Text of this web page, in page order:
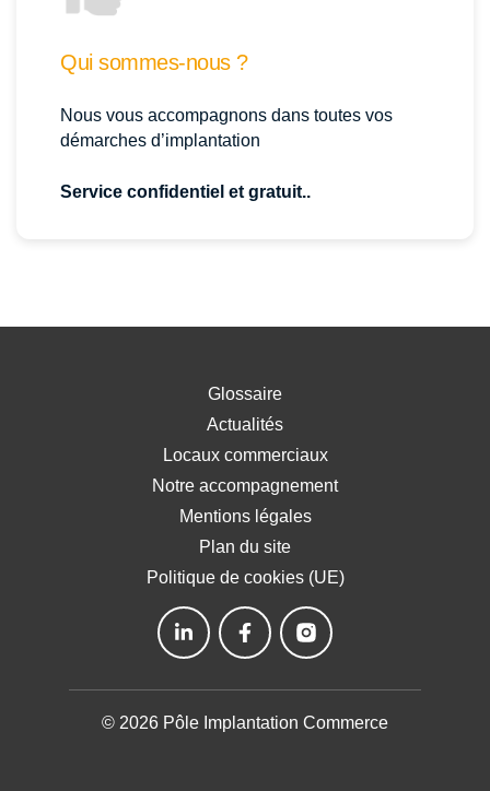
Qui sommes-nous ?
Nous vous accompagnons dans toutes vos
démarches d’implantation
Service confidentiel et gratuit..
Glossaire
Actualités
Locaux commerciaux
Notre accompagnement
Mentions légales
Plan du site
Politique de cookies (UE)
© 2026 Pôle Implantation Commerce